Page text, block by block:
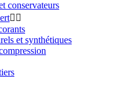
conservateurs
 
et synthétiques